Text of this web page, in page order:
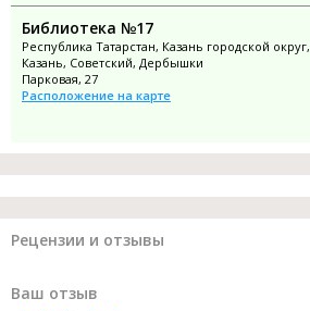
Библиотека №17
Республика Татарстан, Казань городской округ,
Казань, Советский, Дербышки
Парковая, 27
Расположение на карте
Рецензии и отзывы
Ваш отзыв